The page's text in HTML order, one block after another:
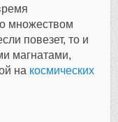
множеством
повезет, то и
магнатами,
на космических